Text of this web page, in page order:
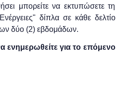
μπορείτε να εκτυπώσετε τη
δίπλα σε κάθε δελτίο
δύο (2) εβδομάδων.
ενημερωθείτε για το επόμενο